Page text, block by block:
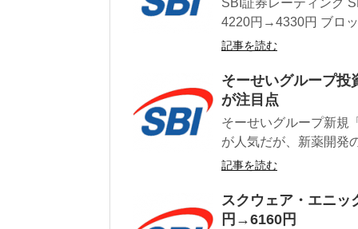
SBI証券レーティング
4220円→4330円 ブロ
記事を読む
そーせいグループ投
が注目点
そーせいグループ新規
が人気だが、新薬開発
記事を読む
スクウェア・エニッ
円→6160円